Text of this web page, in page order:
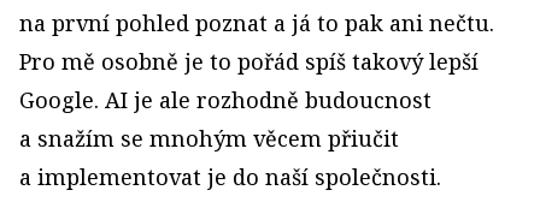
na první pohled poznat a já to pak ani nečtu.
Pro mě osobně je to pořád spíš takový lepší
Google. AI je ale rozhodně budoucnost
a snažím se mnohým věcem přiučit
a implementovat je do naší společnosti.